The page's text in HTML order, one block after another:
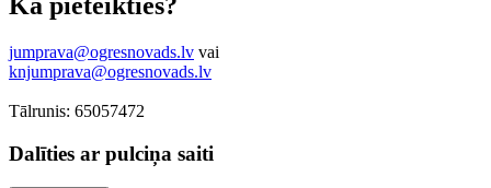
Kā pieteikties?
jumprava@ogresnovads.lv vai
knjumprava@ogresnovads.lv
Tālrunis: 65057472
Dalīties ar pulciņa saiti